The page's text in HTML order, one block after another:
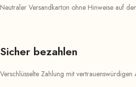
Neutraler Versandkarton ohne Hinweise auf
Sicher bezahlen
Verschlüsselte Zahlung mit vertrauenswürdigen